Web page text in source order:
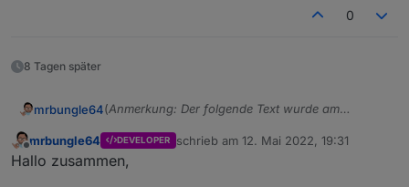
0
8 Tagen später
mrbungle64(Anmerkung: Der folgende Text wurde am
aktualisiert)
Hallo zusammen,
Offline
mrbungle64 DEVELOPER schrieb am 12. Mai 2022, 19:31
zuletzt editiert von
Hallo zusammen,